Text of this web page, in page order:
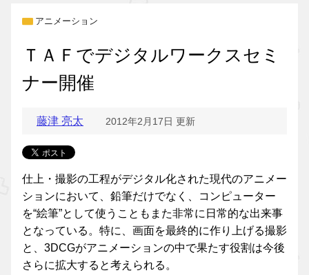
アニメーション
ＴＡＦでデジタルワークスセミ
ナー開催
藤津 亮太 2012年2月17日 更新
仕上・撮影の工程がデジタル化された現代のアニメー
ションにおいて、鉛筆だけでなく、コンピューター
を“絵筆”として使うこともまた非常に日常的な出来事
となっている。特に、画面を最終的に作り上げる撮影
と、3DCGがアニメーションの中で果たす役割は今後
さらに拡大すると考えられる。